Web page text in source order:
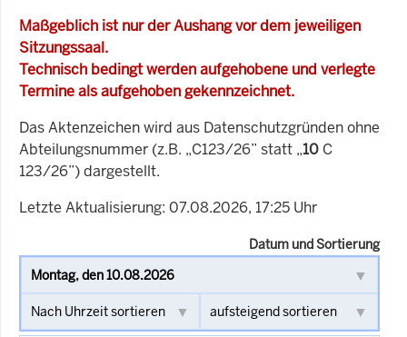
Maßgeblich ist nur der Aushang vor dem jeweiligen
Sitzungssaal.
Technisch bedingt werden aufgehobene und verlegte
Termine als aufgehoben gekennzeichnet.
Das Aktenzeichen wird aus Datenschutzgründen ohne
Abteilungsnummer (z.B. „C123/26” statt „10 C
123/26”) dargestellt.
Letzte Aktualisierung: 07.08.2026, 17:25 Uhr
Datum und Sortierung